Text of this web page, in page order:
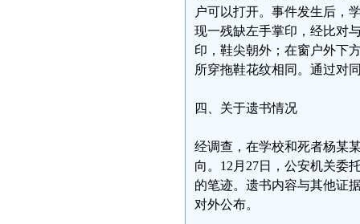
户可以打开。事件发生后，
现一残缺左手掌印，经比对
印，鞋尖朝外；在窗户外下
所穿拖鞋花纹相同。通过对
四、关于遗书情况
经调查，在学校和死者杨某
向。12月27日，公安机关委
的笔迹。遗书内容与其他证
对外公布。